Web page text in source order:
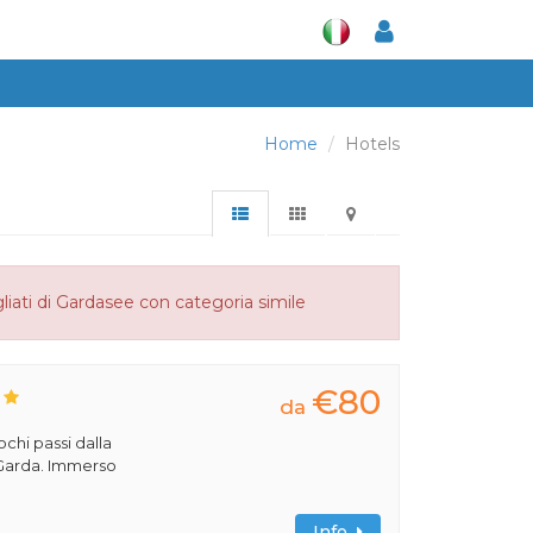
Home Hotels
di Gardasee con categoria simile
passi dalla
Immerso
da €80